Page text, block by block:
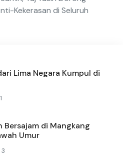
Kekerasan di Seluruh
Lima Negara Kumpul di
1
Bersajam di Mangkang
Umur
3